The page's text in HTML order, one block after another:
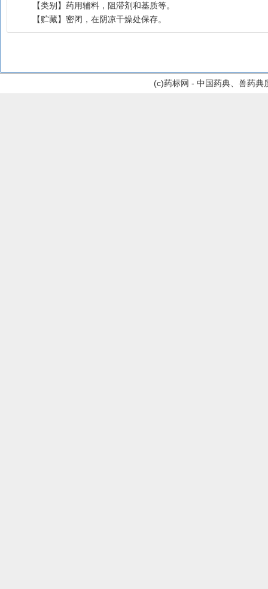
    【类别】药用辅料，阻滞剂和基质等。
    【贮藏】密闭，在阴凉干燥处保存。
(c)药标网 - 中国药典、兽药典